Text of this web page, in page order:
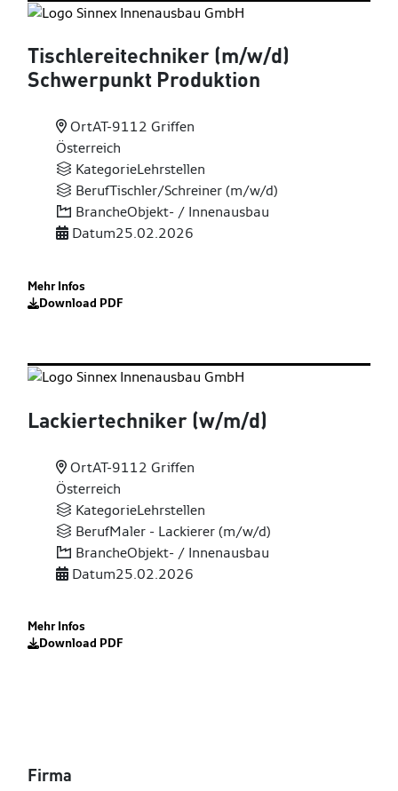
Tischlereitechniker (m/w/d)
Schwerpunkt Produktion
OrtAT-9112 Griffen
Österreich
KategorieLehrstellen
BerufTischler/Schreiner (m/w/d)
BrancheObjekt- / Innenausbau
Datum25.02.2026
Mehr Infos
Download PDF
Lackiertechniker (w/m/d)
OrtAT-9112 Griffen
Österreich
KategorieLehrstellen
BerufMaler - Lackierer (m/w/d)
BrancheObjekt- / Innenausbau
Datum25.02.2026
Mehr Infos
Download PDF
Firma